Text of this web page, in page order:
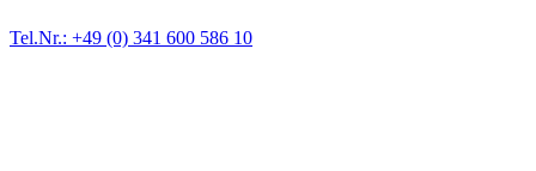
Tel.Nr.: +49 (0) 341 600 586 10